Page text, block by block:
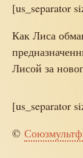
[us_separator
Как Лиса
Лисой за
[us_separator
©